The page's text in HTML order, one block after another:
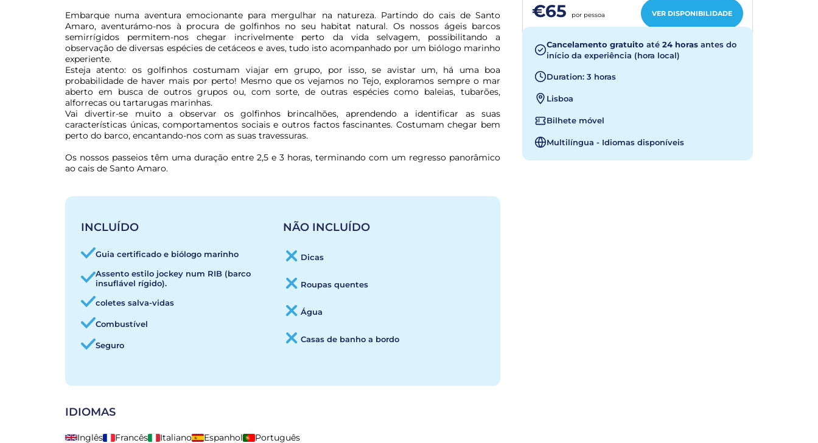
Embarque numa aventura emocionante para mergulhar na natureza. Partindo do cais de Santo
Amaro, aventurámo-nos à procura de golfinhos no seu habitat natural. Os nossos ágeis barcos
semirrígidos permitem-nos chegar incrivelmente perto da vida selvagem, possibilitando a
observação de diversas espécies de cetáceos e aves, tudo isto acompanhado por um biólogo marinho
experiente.
Esteja atento: os golfinhos costumam viajar em grupo, por isso, se avistar um, há uma boa
probabilidade de haver mais por perto! Mesmo que os vejamos no Tejo, exploramos sempre o mar
aberto em busca de outros grupos ou, com sorte, de outras espécies como baleias, tubarões,
alforrecas ou tartarugas marinhas.
Vai divertir-se muito a observar os golfinhos brincalhões, aprendendo a identificar as suas
características únicas, comportamentos sociais e outros factos fascinantes. Costumam chegar bem
perto do barco, encantando-nos com as suas travessuras.
Os nossos passeios têm uma duração entre 2,5 e 3 horas, terminando com um regresso panorâmico
ao cais de Santo Amaro.
INCLUÍDO
Guia certificado e biólogo marinho
Assento estilo jockey num RIB (barco
insuflável rígido).
coletes salva-vidas
Combustível
Seguro
NÃO INCLUÍDO
Dicas
Roupas quentes
Água
Casas de banho a bordo
IDIOMAS
Inglês Francês Italiano Espanhol Português
€65 por pessoa VER DISPONIBILIDADE
Cancelamento gratuito até 24 horas antes do
início da experiência (hora local)
Duration: 3 horas
Lisboa
Bilhete móvel
Multilíngua - Idiomas disponíveis